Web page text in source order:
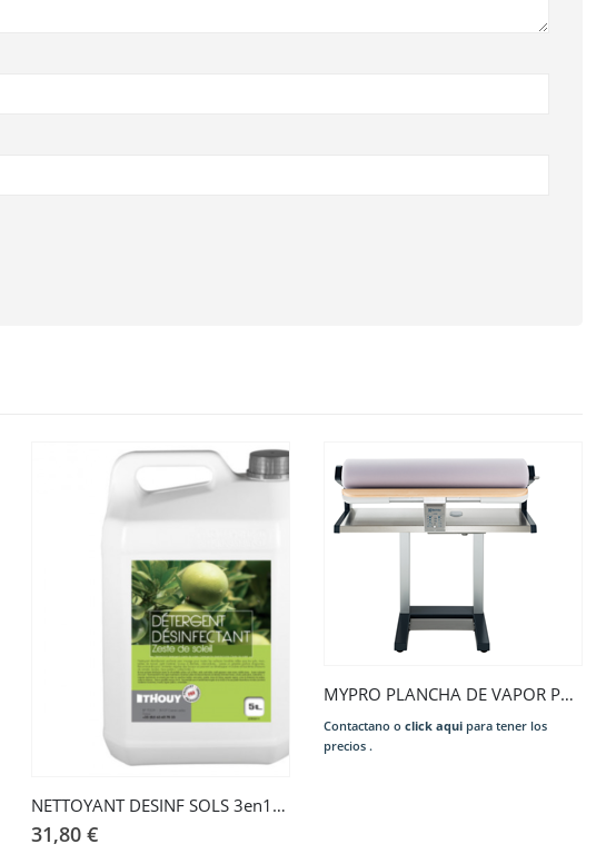
NETTOYANT DESINF SOLS 3en1 ZESTE DE SOLEIL 5 L
31,80€
MYPRO PLANCHA DE VAPOR PROFESIONAL IS1103 1030 MM 220-230/50/60/1N 3.3 KW SYMB. SCHUKO DE ACERO INOXIDABLE, ENCIMERA DE
Contactano oclick aqui para tener los
precios .